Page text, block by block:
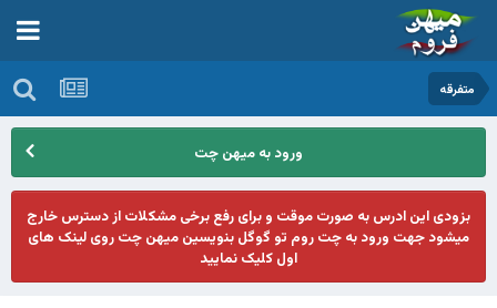
متفرقه
ورود به میهن چت
بزودی این ادرس به صورت موقت و برای رفع برخی مشکلات از دسترس خارج
میشود جهت ورود به چت روم تو گوگل بنویسین میهن چت روی لینک های
اول کلیک نمایید